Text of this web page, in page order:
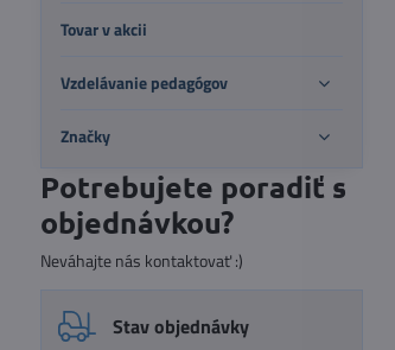
Tovar v akcii
Vzdelávanie pedagógov
Značky
Potrebujete poradiť s
objednávkou?
Neváhajte nás kontaktovať :)
Stav objednávky